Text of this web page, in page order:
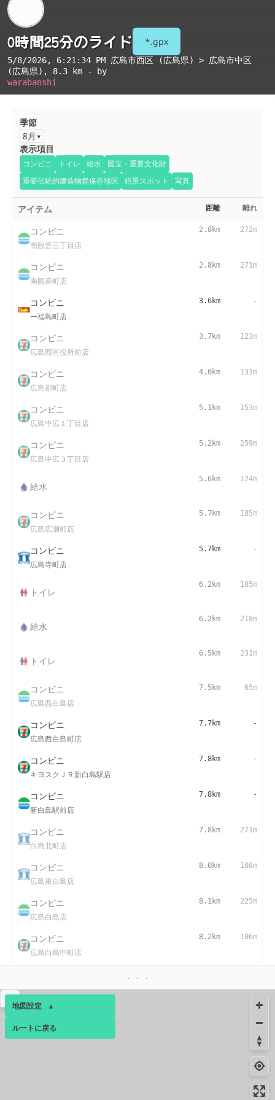
0時間25分のライド *.gpx
5/8/2026, 6:21:34 PM 広島市西区 (広島県) > 広島市中区
(広島県) , 8.3 km - by
warabanshi
季節
8月
表示項目
コンビニ トイレ 給水
国宝・重要文化財
重要伝統的建造物群保存地区
絶景スポット 写真
アイテム 距離 離れ
コンビニ
南観音三丁目店
2.8km 272m
コンビニ
南観音町店
2.8km 271m
コンビニ
ー福島町店
3.6km -
コンビニ
広島西区役所前店
3.7km 123m
コンビニ
広島都町店
4.0km 131m
コンビニ
広島中広１丁目店
5.1km 153m
コンビニ
広島中広３丁目店
5.2km 259m
給水
5.6km 124m
コンビニ
広島広瀬町店
5.7km 185m
コンビニ
広島寺町店
5.7km -
トイレ
6.2km 185m
給水
6.2km 218m
トイレ
6.5km 231m
コンビニ
広島西白島店
7.5km 65m
コンビニ
広島西白島町店
7.7km -
コンビニ
キヨスクＪＲ新白島駅店
7.8km -
コンビニ
新白島駅前店
7.8km -
コンビニ
白島北町店
7.8km 271m
コンビニ
広島東白島店
8.0km 108m
コンビニ
広島白島店
8.1km 225m
コンビニ
広島白島中町店
8.2km 106m
地図設定 ▴
ベース ▴
ルートに戻る